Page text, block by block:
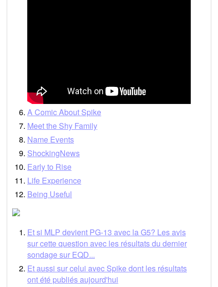
A Comic About Spike
Meet the Shy Family
Name Events
ShockingNews
Early to Rise
Life Experience
Being Useful
Et si MLP devient PG-13 avec la G5? Les avis
sur cette question avec les résultats du dernier
sondage sur EQD...
Et aussi sur celui avec Spike dont les résultats
ont été publiés aujourd'hui